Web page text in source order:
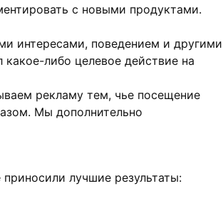
с новыми продуктами.
интересами, поведением и другими
либо целевое действие на
рекламу тем, чье посещение
Мы дополнительно
лучшие результаты: